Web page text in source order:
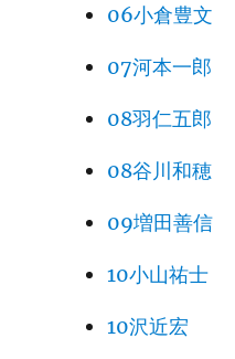
06小倉豊文
07河本一郎
08羽仁五郎
08谷川和穂
09増田善信
10小山祐士
10沢近宏